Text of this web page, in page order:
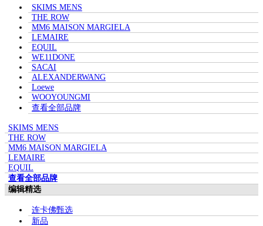
SKIMS MENS
THE ROW
MM6 MAISON MARGIELA
LEMAIRE
EQUIL
WE11DONE
SACAI
ALEXANDERWANG
Loewe
WOOYOUNGMI
查看全部品牌
SKIMS MENS
THE ROW
MM6 MAISON MARGIELA
LEMAIRE
EQUIL
查看全部品牌
编辑精选
连卡佛甄选
新品